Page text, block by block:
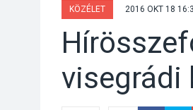
KÖZÉLET 2016 OKT 18
visegrádi